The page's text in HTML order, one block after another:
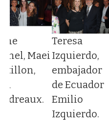
Maei
Teresa
Izquierdo,
embajador
de Ecuador
Emilio
Izquierdo.